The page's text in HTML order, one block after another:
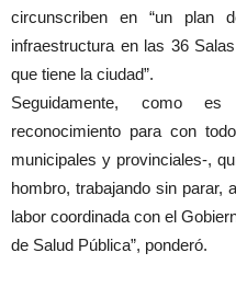
circunscriben en “un plan
infraestructura en las 36
que tiene la ciudad”.
Seguidamente, como
reconocimiento para con
municipales y provinciales-,
hombro, trabajando sin parar,
labor coordinada con el
de Salud Pública”, ponderó.